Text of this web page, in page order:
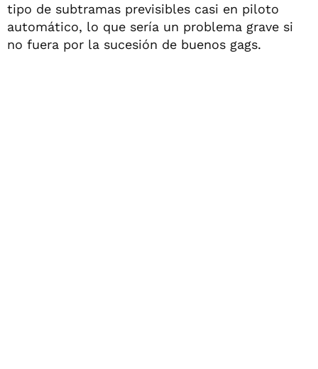
tipo de subtramas previsibles casi en piloto
automático, lo que sería un problema grave si
no fuera por la sucesión de buenos gags.